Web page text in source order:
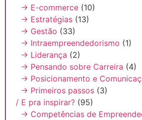
→ E-commerce (10)
→ Estratégias (13)
→ Gestão (33)
→ Intraempreendedorismo (1)
→ Liderança (2)
→ Pensando sobre Carreira (4)
→ Posicionamento e
→ Primeiros passos (3)
/ E pra inspirar? (95)
→ Competências de